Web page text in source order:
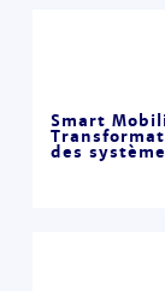
Smart
des